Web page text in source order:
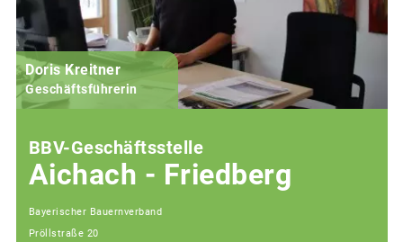
Doris Kreitner
Geschäftsführerin
BBV-Geschäftsstelle
Aichach - Friedberg
Bayerischer Bauernverband
Pröllstraße 20